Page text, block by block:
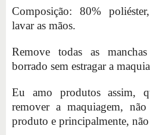
Composição: 80%
lavar as mãos.
Remove todas as
borrado sem estragar a
Eu amo produtos assim,
remover a maquiagem,
produto e principalmente,